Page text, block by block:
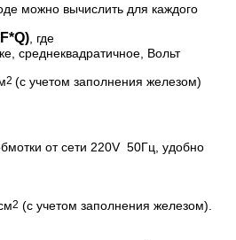
можно вычислить для каждого
, где
среднеквадратичное, Вольт
2(с учетом заполнения железом)
от сети 220V 50Гц, удобно
2 (с учетом заполнения железом).